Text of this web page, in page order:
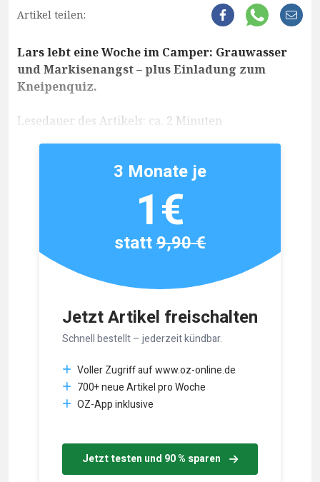
Artikel teilen:
Lars lebt eine Woche im Camper: Grauwasser
und Markisenangst – plus Einladung zum
Kneipenquiz.
Lesedauer des Artikels: ca. 2 Minuten
Jetzt Artikel freischalten
Schnell bestellt – jederzeit kündbar.
Voller Zugriff auf www.oz-online.de
700+ neue Artikel pro Woche
OZ-App inklusive
Jetzt testen und 90 % sparen
3 Monate je
1€
statt9,90 €